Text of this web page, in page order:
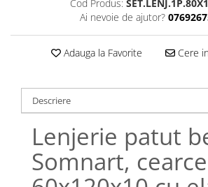
200x200cm
Cu elastic
Culoarea
Neagra
Cod Produs:
Ai nevoie de ajutor?
Adauga la Favorite Cere
Descriere
Lenjerie patut
Somnart,